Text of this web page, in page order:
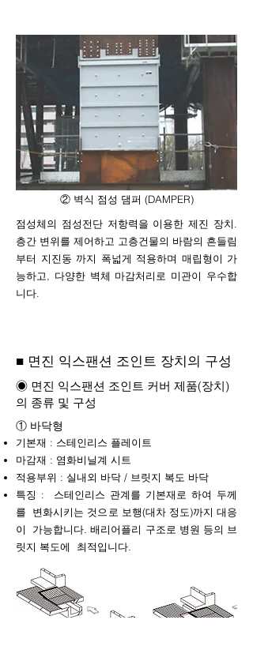
② 벽식 점성 댐퍼 (DAMPER)
점성체의 점성전단 저항력을 이용한 제진 장치.
층간 변위를 제어하고 고층건물의 바람의 흔들림
부터 지진동 까지 폭넓게 적용하며 매립형이 가
능하고, 다양한 벽체 마감처리로 미관이 우수합
니다.
■ 면진 익스팬션 조인트 장치의 구성
◉ 면진 익스팬션 조인트 커버 제품(장치)
의 종류 및 구성
​① 바닥형
기본재 : 스테인리스 플레이트
마감재 : 염화비닐계 시트
적용부위 : 실내외 바닥 / 브릿지 복도 바닥
특징 : 스테인리스 관계를 기본재로 하여 두께
를 변화시키는 것으로 보행(대차 정도)까지 대응
이 가능합니다. 배리어플리 구조로 병원 등의 브
릿지 복도에 최적입니다.